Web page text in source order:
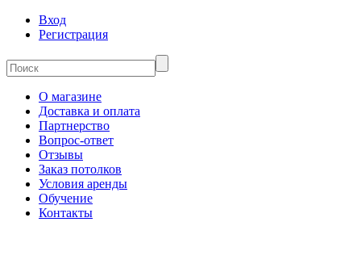
Вход
Регистрация
О магазине
Доставка и оплата
Партнерство
Вопрос-ответ
Отзывы
Заказ потолков
Условия аренды
Обучение
Контакты